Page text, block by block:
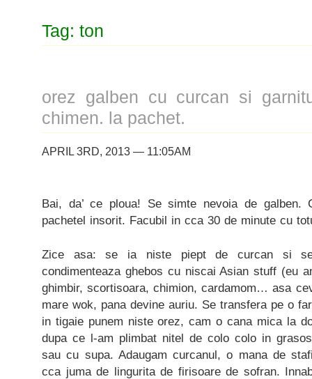
Tag: ton
orez galben cu curcan si
chimen. la pachet.
APRIL 3RD, 2013 — 11:05AM
Bai, da’ ce ploua! Se simte nevoia de galben.
pachetel insorit. Facubil in cca 30 de minute cu
Zice asa: se ia niste piept de curcan si
condimenteaza ghebos cu niscai Asian stuff (eu
ghimbir, scortisoara, chimion, cardamom… asa
mare wok, pana devine auriu. Se transfera pe o
in tigaie punem niste orez, cam o cana mica la
dupa ce l-am plimbat nitel de colo colo in
sau cu supa. Adaugam curcanul, o mana de
cca juma de lingurita de firisoare de sofran.